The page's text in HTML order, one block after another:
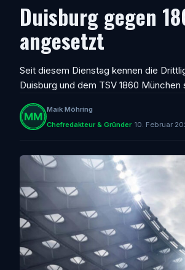
Duisburg gegen
angesetzt
Seit diesem Dienstag kennen die
Duisburg und dem TSV 1860
Maik Möhring
Chefredakteur & Gründer 10. Februar